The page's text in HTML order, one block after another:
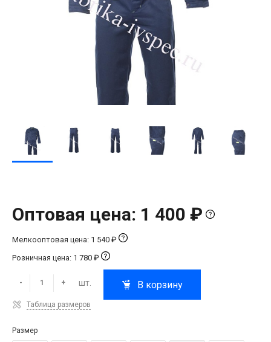
Оптовая цена: 1 400 ₽
Мелкооптовая цена: 1 540 ₽
Розничная цена: 1 780 ₽
- + шт. В корзину
Таблица размеров
Размер